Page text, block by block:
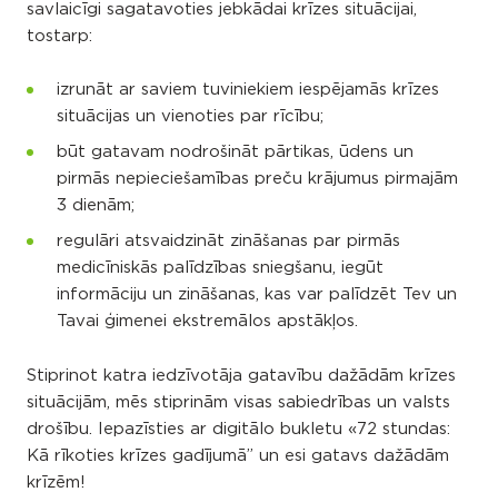
savlaicīgi sagatavoties jebkādai krīzes situācijai,
tostarp:
izrunāt ar saviem tuviniekiem iespējamās krīzes
situācijas un vienoties par rīcību;
būt gatavam nodrošināt pārtikas, ūdens un
pirmās nepieciešamības preču krājumus pirmajām
3 dienām;
regulāri atsvaidzināt zināšanas par pirmās
medicīniskās palīdzības sniegšanu, iegūt
informāciju un zināšanas, kas var palīdzēt Tev un
Tavai ģimenei ekstremālos apstākļos.
Stiprinot katra iedzīvotāja gatavību dažādām krīzes
situācijām, mēs stiprinām visas sabiedrības un valsts
drošību. Iepazīsties ar digitālo bukletu «72 stundas:
Kā rīkoties krīzes gadījumā” un esi gatavs dažādām
krīzēm!